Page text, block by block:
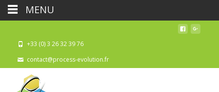
+33 (0) 3 26 32 39 76
contact@process-evolution.fr
MENU